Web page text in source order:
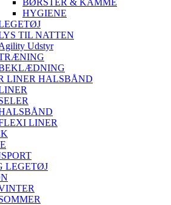
BØRSTER & KAMME
HYGIENE
TIL NATTEN
Udstyr
LINER HALSBÅND
LINER
LEGETØJ